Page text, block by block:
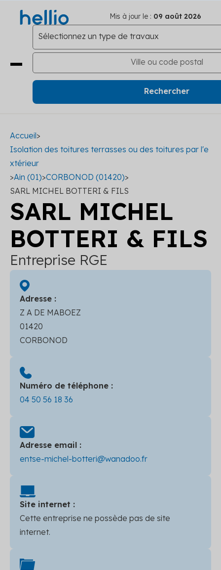
Mis à jour le : 09 août 2026
Accueil>
Isolation des toitures terrasses ou des toitures par l'e
xtérieur
>Ain (01)>CORBONOD (01420)>
SARL MICHEL BOTTERI & FILS
SARL MICHEL
BOTTERI & FILS
Entreprise RGE
Adresse :
Z A DE MABOEZ
01420
CORBONOD
Numéro de téléphone :
04 50 56 18 36
Adresse email :
entse-michel-botteri@wanadoo.fr
Site internet :
Cette entreprise ne possède pas de site
internet.